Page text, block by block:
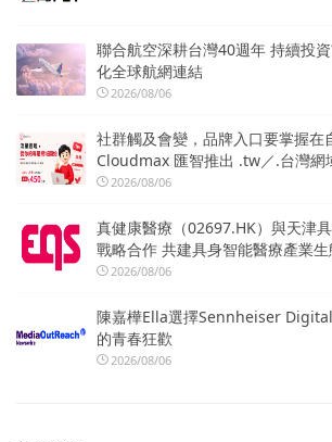
聯合航空深耕台灣40週年 持續投
化全球航網連結
2026/08/06
社群觸及會變，品牌入口要掌握在
Cloudmax 匯智推出 .tw／.台灣網
2026/08/06
真健康醫療（02697.HK）與天津
戰略合作 共建具身智能醫療產業
2026/08/06
陳嘉樺Ella選擇Sennheiser
的青春狂歡
2026/08/06